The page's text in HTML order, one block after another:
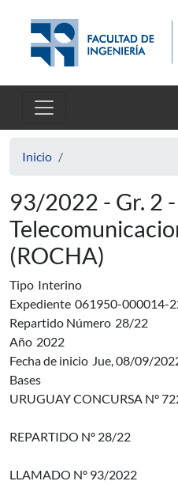
Inicio
93/2022 - Gr. 2 -
(ROCHA)
Tipo Interino
Expediente 061950-000014-
Repartido Número 28/22
Año 2022
Fecha de inicio Jue, 08/09/
Bases
URUGUAY CONCURSA N°
REPARTIDO Nº 28/22
LLAMADO Nº 93/2022